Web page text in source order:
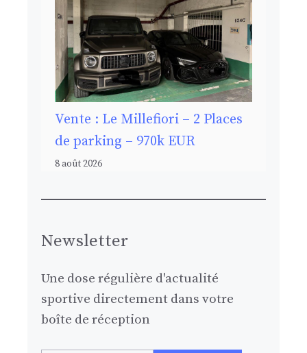
Vente : Le Millefiori – 2 Places
de parking – 970k EUR
8 août 2026
Newsletter
Une dose régulière d'actualité
sportive directement dans votre
boîte de réception